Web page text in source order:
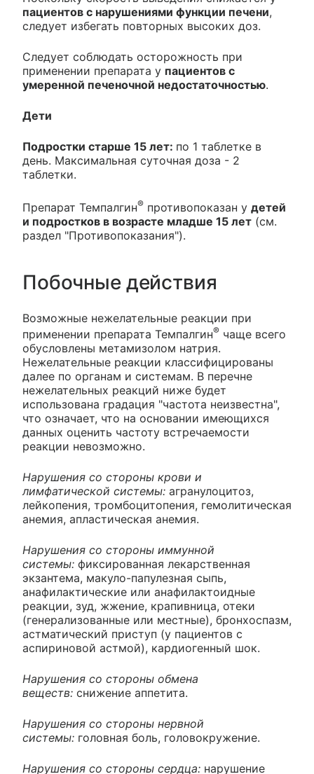
пациентов с нарушениями функции печени,
следует избегать повторных высоких доз.
Следует соблюдать осторожность при
применении препарата у пациентов с
умеренной печеночной недостаточностью.
Дети
Подростки старше 15 лет: по 1 таблетке в
день. Максимальная суточная доза - 2
таблетки.
Препарат Темпалгин® противопоказан у детей
и подростков в возрасте младше 15 лет (см.
раздел "Противопоказания").
Побочные действия
Возможные нежелательные реакции при
применении препарата Темпалгин® чаще всего
обусловлены метамизолом натрия.
Нежелательные реакции классифицированы
далее по органам и системам. В перечне
нежелательных реакций ниже будет
использована градация "частота неизвестна",
что означает, что на основании имеющихся
данных оценить частоту встречаемости
реакции невозможно.
Нарушения со стороны крови и
лимфатической системы: агранулоцитоз,
лейкопения, тромбоцитопения, гемолитическая
анемия, апластическая анемия.
Нарушения со стороны иммунной
системы: фиксированная лекарственная
экзантема, макуло-папулезная сыпь,
анафилактические или анафилактоидные
реакции, зуд, жжение, крапивница, отеки
(генерализованные или местные), бронхоспазм,
астматический приступ (у пациентов с
аспириновой астмой), кардиогенный шок.
Нарушения со стороны обмена
веществ: снижение аппетита.
Нарушения со стороны нервной
системы: головная боль, головокружение.
Нарушения со стороны сердца: нарушение